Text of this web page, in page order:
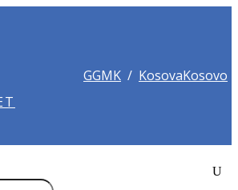
GGMK / KosovaKosovo